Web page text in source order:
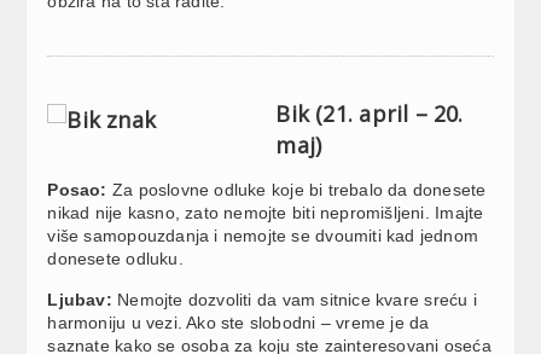
Bik (21. april – 20.
maj)
Posao: Za poslovne odluke koje bi trebalo da donesete
nikad nije kasno, zato nemojte biti nepromišljeni. Imajte
više samopouzdanja i nemojte se dvoumiti kad jednom
donesete odluku.
Ljubav: Nemojte dozvoliti da vam sitnice kvare sreću i
harmoniju u vezi. Ako ste slobodni – vreme je da
saznate kako se osoba za koju ste zainteresovani oseća